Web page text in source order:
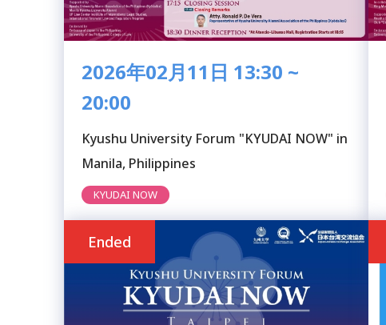
2026年02月11日 13:30 ~
20:00
Kyushu University Forum "KYUDAI NOW" in
Manila, Philippines
KYUDAI NOW
Ended